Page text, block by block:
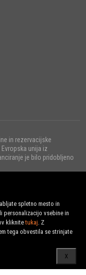
spletno mesto in
vsebine in
kliknitetukaj. Z
tega obvestila se strinjate
X
in rezervacijske
unija iz
je bilo pridobljeno